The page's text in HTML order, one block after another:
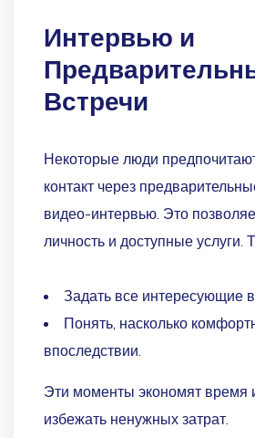
Интервью и
Встречи
Некоторые люди
контакт через
видео-интервью. Это
личность и доступные услуги.
Задать все интересующие
Понять, насколько
впоследствии.
Эти моменты экономят время
избежать ненужных затрат.